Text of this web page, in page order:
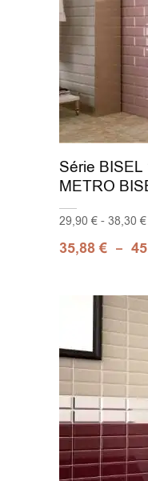
Série
METRO
29,90 € - 38,30 €
35,88€ –